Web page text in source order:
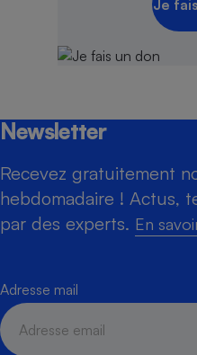
Je
Newsletter
Recevez gratuitement
hebdomadaire ! Actus,
par des experts. En
Adresse mail